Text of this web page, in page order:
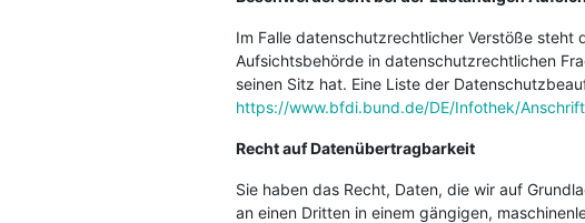
Im Falle datenschutzrechtlicher Verstöße
Aufsichtsbehörde in datenschutzrechtlichen
seinen Sitz hat. Eine Liste der
https://www.bfdi.bund.de/DE/Infothek/
Recht auf Datenübertragbarkeit
Sie haben das Recht, Daten, die wir auf
an einen Dritten in einem gängigen,